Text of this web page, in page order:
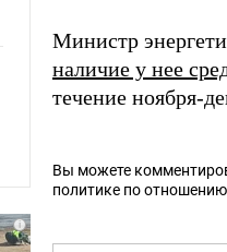
Министр
наличие у нее
течение ноября-
Вы можете
политике по